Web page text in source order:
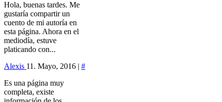
Hola, buenas tardes. Me
gustaría compartir un
cuento de mi autoría en
esta página. Ahora en el
mediodía, estuve
platicando con...
Alexis 11. Mayo, 2016 | #
Es una página muy
completa, existe